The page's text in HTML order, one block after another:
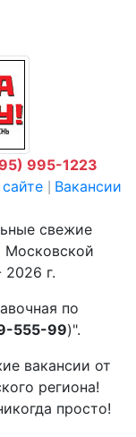
995-1223
Вакансии
свежие
Московской
г.
по
555-99)".
вакансии от
региона!
просто!